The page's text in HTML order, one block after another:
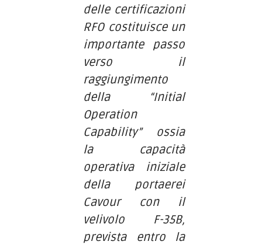
delle certificazioni
RFO costituisce un
importante passo
verso il
raggiungimento
della “Initial
Operation
Capability” ossia
la capacità
operativa iniziale
della portaerei
Cavour con il
velivolo F-35B,
prevista entro la